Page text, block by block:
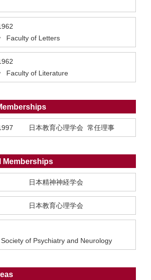
Faculty of Letters
Faculty of Literature
日本教育心理学会 常任理事
Memberships
日本精神神経学会
日本教育心理学会
of Psychiatry and Neurology